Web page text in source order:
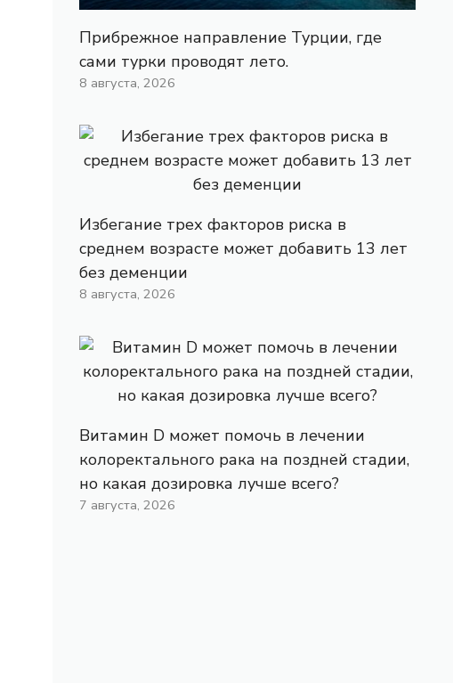
Прибрежное направление Турции, где
сами турки проводят лето.
8 августа, 2026
Избегание трех факторов риска в
среднем возрасте может добавить 13 лет
без деменции
8 августа, 2026
Витамин D может помочь в лечении
колоректального рака на поздней стадии,
но какая дозировка лучше всего?
7 августа, 2026